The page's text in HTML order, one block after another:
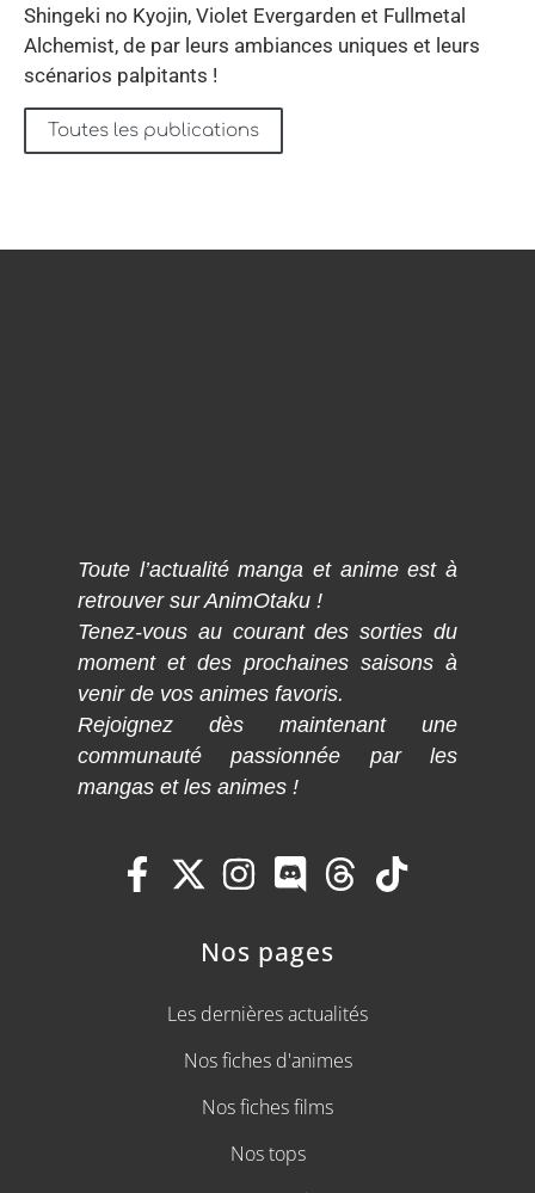
Shingeki no Kyojin, Violet Evergarden et Fullmetal
Alchemist, de par leurs ambiances uniques et leurs
scénarios palpitants !
Toutes les publications
Toute l’actualité manga et anime est à
retrouver sur AnimOtaku !
Tenez-vous au courant des sorties du
moment et des prochaines saisons à
venir de vos animes favoris.
Rejoignez dès maintenant une
communauté passionnée par les
mangas et les animes !
Nos pages
Les dernières actualités
Nos fiches d'animes
Nos fiches films
Nos tops